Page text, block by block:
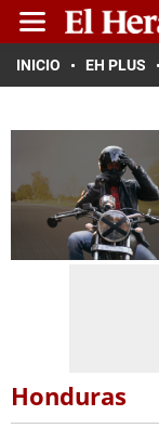
INICIO EH PLUS
Honduras